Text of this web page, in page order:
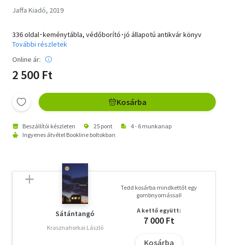
Jaffa Kiadó, 2019
336 oldal･keménytábla, védőborító･jó állapotú antikvár könyv
További részletek
Online ár:
2 500 Ft
Kosárba
Beszállítói készleten 25 pont
4 - 6 munkanap
Ingyenes átvétel Bookline boltokban
Sátántangó
Krasznahorkai László
Tedd kosárba mindkettőt egy
gombnyomással!
A kettő együtt:
7 000 Ft
Kosárba